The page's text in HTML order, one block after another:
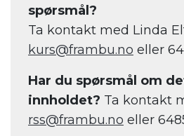
spørsmål?
Ta kontakt med Linda
kurs@frambu.no eller
Har du spørsmål om
innholdet? Ta kontakt
rss@frambu.no eller